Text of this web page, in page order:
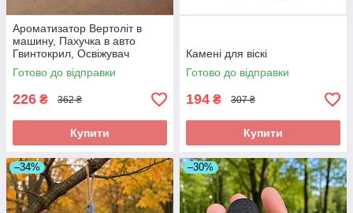
Ароматизатор Вертоліт в
машину, Пахучка в авто
Гвинтокрил, Освіжувач
повітря
Готово до відправки
226 ₴ 362 ₴
Купити
Камені для віскі
Готово до відправки
194 ₴ 307 ₴
Купити
–34% –30%